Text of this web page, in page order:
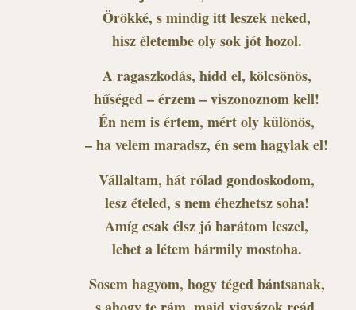
Örökké, s mindig itt leszek neked,
hisz életembe oly sok jót hozol.
A ragaszkodás, hidd el, kölcsönös,
hűséged – érzem – viszonoznom kell!
Én nem is értem, mért oly különös,
– ha velem maradsz, én sem hagylak el!
Vállaltam, hát rólad gondoskodom,
lesz ételed, s nem éhezhetsz soha!
Amíg csak élsz jó barátom leszel,
lehet a létem bármily mostoha.
Sosem hagyom, hogy téged bántsanak,